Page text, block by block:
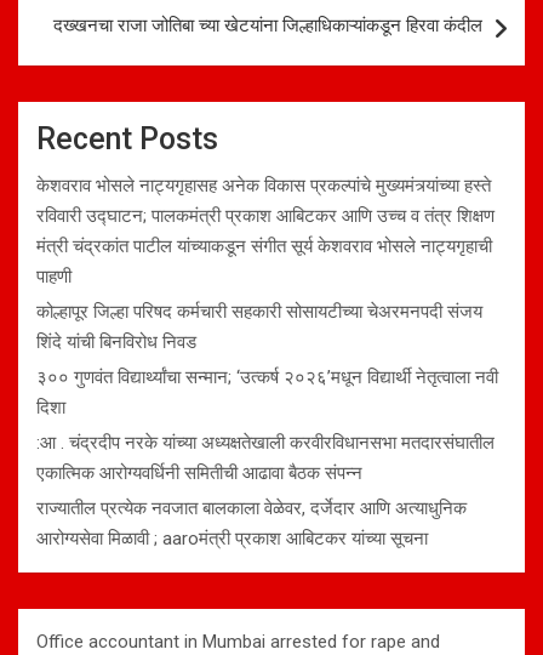
दख्खनचा राजा जोतिबा च्या खेटयांना जिल्हाधिकाऱ्यांकडून हिरवा कंदील
Recent Posts
केशवराव भोसले नाट्यगृहासह अनेक विकास प्रकल्पांचे मुख्यमंत्र्यांच्या हस्ते
रविवारी उद्घाटन; पालकमंत्री प्रकाश आबिटकर आणि उच्च व तंत्र शिक्षण
मंत्री चंद्रकांत पाटील यांच्याकडून संगीत सूर्य केशवराव भोसले नाट्यगृहाची
पाहणी
कोल्हापूर जिल्हा परिषद कर्मचारी सहकारी सोसायटीच्या चेअरमनपदी संजय
शिंदे यांची बिनविरोध निवड
३०० गुणवंत विद्यार्थ्यांचा सन्मान; ‘उत्कर्ष २०२६’मधून विद्यार्थी नेतृत्वाला नवी
दिशा
:आ . चंद्रदीप नरके यांच्या अध्यक्षतेखाली करवीरविधानसभा मतदारसंघातील
एकात्मिक आरोग्यवर्धिनी समितीची आढावा बैठक संपन्न
राज्यातील प्रत्येक नवजात बालकाला वेळेवर, दर्जेदार आणि अत्याधुनिक
आरोग्यसेवा मिळावी ; aaroमंत्री प्रकाश आबिटकर यांच्या सूचना
Office accountant in Mumbai arrested for rape and